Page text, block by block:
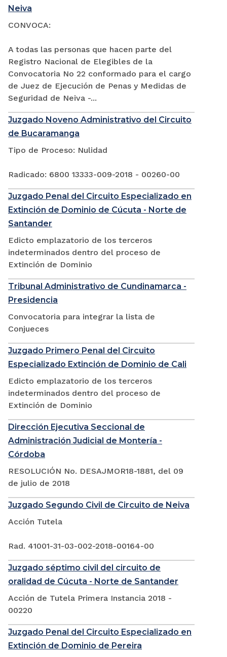
Neiva
CONVOCA:
A todas las personas que hacen parte del
Registro Nacional de Elegibles de la
Convocatoria No 22 conformado para el cargo
de Juez de Ejecución de Penas y Medidas de
Seguridad de Neiva -...
Juzgado Noveno Administrativo del Circuito
de Bucaramanga
Tipo de Proceso: Nulidad
Radicado: 6800 13333-009-2018 - 00260-00
Juzgado Penal del Circuito Especializado en
Extinción de Dominio de Cúcuta - Norte de
Santander
Edicto emplazatorio de los terceros
indeterminados dentro del proceso de
Extinción de Dominio
Tribunal Administrativo de Cundinamarca -
Presidencia
Convocatoria para integrar la lista de
Conjueces
Juzgado Primero Penal del Circuito
Especializado Extinción de Dominio de Cali
Edicto emplazatorio de los terceros
indeterminados dentro del proceso de
Extinción de Dominio
Dirección Ejecutiva Seccional de
Administración Judicial de Montería -
Córdoba
RESOLUCIÓN No. DESAJMOR18-1881, del 09
de julio de 2018
Juzgado Segundo Civil de Circuito de Neiva
Acción Tutela
Rad. 41001-31-03-002-2018-00164-00
Juzgado séptimo civil del circuito de
oralidad de Cúcuta - Norte de Santander
Acción de Tutela Primera Instancia 2018 -
00220
Juzgado Penal del Circuito Especializado en
Extinción de Dominio de Pereira